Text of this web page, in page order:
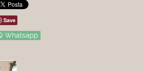
Save
Whatsapp